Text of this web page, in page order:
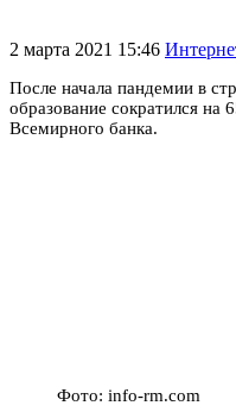
2 марта 2021 15:46
После начала пандемии в
образование сократился на
Всемирного банка.
Фото: info-rm.com